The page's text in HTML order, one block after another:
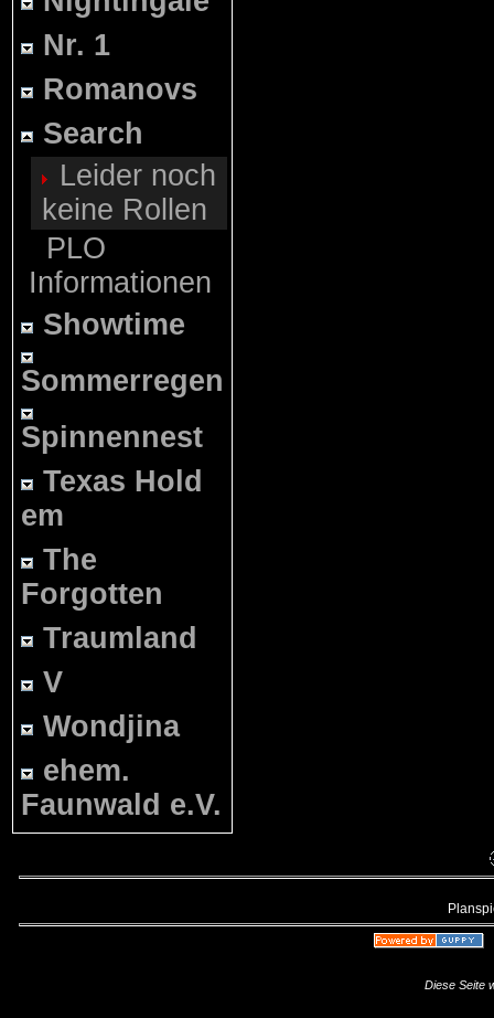
Nr. 1
Romanovs
Search
Leider noch
keine Rollen
PLO
Informationen
Showtime
Sommerregen
Spinnennest
Texas Hold
em
The
Forgotten
Traumland
V
Wondjina
ehem.
Faunwald e.V.
Diese Seite